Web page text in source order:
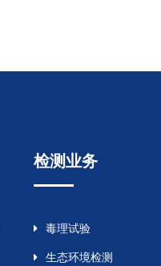
检测业务
毒理试验
生态环境检测